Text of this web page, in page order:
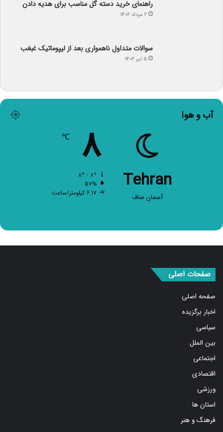
راهنمای خرید دسته گل مناسب برای هدیه دادن
۲ مرداد ۱۴۰۲
سوالات متداول ناهمواری بعد از لیپوماتیک غبغب
۵ تیر ۱۴۰۲
آب و هوا
Tehran
آسمان صاف
۸
۵۷%
۶.۱۷ کیلومتر/ساعت
صفحه اصلی
اخبار برگزیده
سیاسی
بین الملل
اجتماعی
اقتصادی
ورزشی
استان ها
فرهنگ و هنر
درباره ما